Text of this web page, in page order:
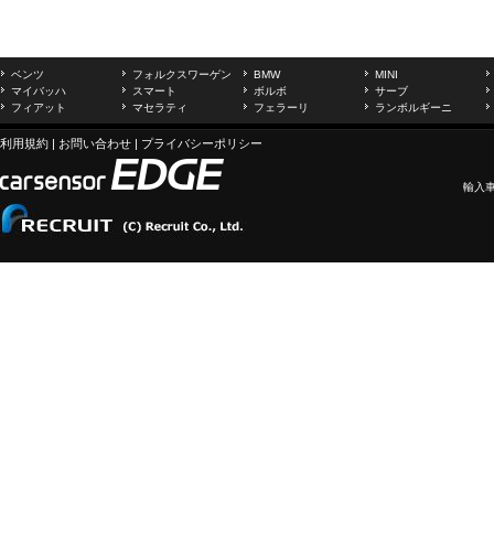
ベンツ フォルクスワーゲン BMW
MINI
マイバッハ
スマート ボルボ
サーブ
フィアット
マセラティ フェラーリ ランボルギーニ
利用規約 | お問い合わせ | プライバシーポリシー
輸入